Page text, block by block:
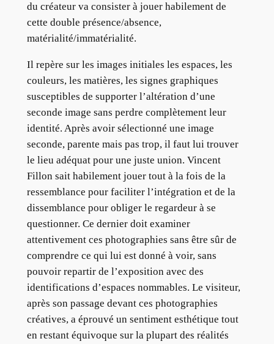
du créateur va consister à jouer habilement de
cette double présence/absence,
matérialité/immatérialité.
Il repère sur les images initiales les espaces, les
couleurs, les matières, les signes graphiques
susceptibles de supporter l’altération d’une
seconde image sans perdre complètement leur
identité. Après avoir sélectionné une image
seconde, parente mais pas trop, il faut lui trouver
le lieu adéquat pour une juste union. Vincent
Fillon sait habilement jouer tout à la fois de la
ressemblance pour faciliter l’intégration et de la
dissemblance pour obliger le regardeur à se
questionner. Ce dernier doit examiner
attentivement ces photographies sans être sûr de
comprendre ce qui lui est donné à voir, sans
pouvoir repartir de l’exposition avec des
identifications d’espaces nommables. Le visiteur,
après son passage devant ces photographies
créatives, a éprouvé un sentiment esthétique tout
en restant équivoque sur la plupart des réalités